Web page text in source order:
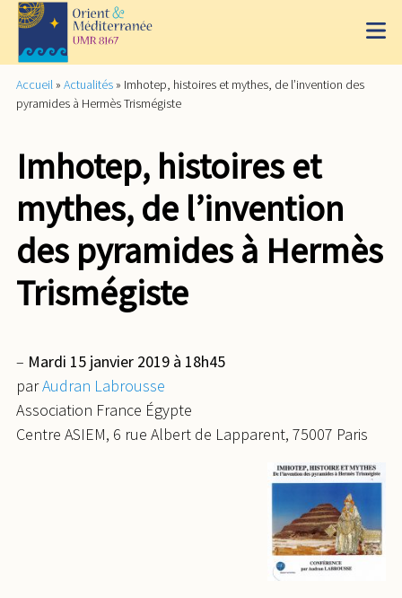
Accueil » Actualités » Imhotep, histoires et mythes, de l’invention des
pyramides à Hermès Trismégiste
Imhotep, histoires et
mythes, de l’invention
des pyramides à Hermès
Trismégiste
– Mardi 15 janvier 2019 à 18h45
parAudran Labrousse
Association France Égypte
Centre ASIEM, 6 rue Albert de Lapparent, 75007 Paris